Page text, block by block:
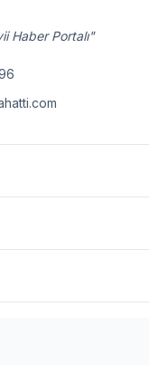
Haber Portalı"